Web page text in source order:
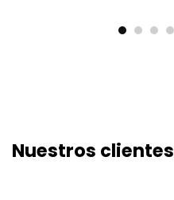
Nuestros clientes